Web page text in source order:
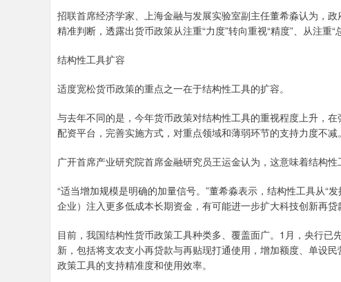
招联首席经济学家、上海金融与发展实验室副主任董希淼认为，
精准判断，透露出货币政策从注重“力度”转向重视“精度”、从注重“
结构性工具扩容
适度宽松货币政策的重点之一在于结构性工具的扩容。
与去年不同的是，今年货币政策对结构性工具的重视程度上升，
配资平台，完善实施方式，对重点领域和薄弱环节的支持力度不减。
广开首席产业研究院首席金融研究员王运金认为，这意味着结构性
“适当增加规模是明确的加量信号。”董希淼表示，结构性工具从“
企业）注入更多低成本长期资金，有可能进一步扩大科技创新再贷
目前，我国结构性货币政策工具种类多、覆盖面广。1月，央行
新，包括将支农支小再贷款与再贴现打通使用，增加额度、单设
政策工具的支持精准度和使用效率。